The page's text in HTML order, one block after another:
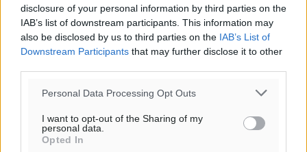
disclosure of your personal information by third parties on the
IAB’s list of downstream participants. This information may
also be disclosed by us to third parties on the IAB’s List of
Downstream Participants that may further disclose it to other
Personal Data Processing Opt Outs
I want to opt-out of the Sharing of my
personal data.
Opted In